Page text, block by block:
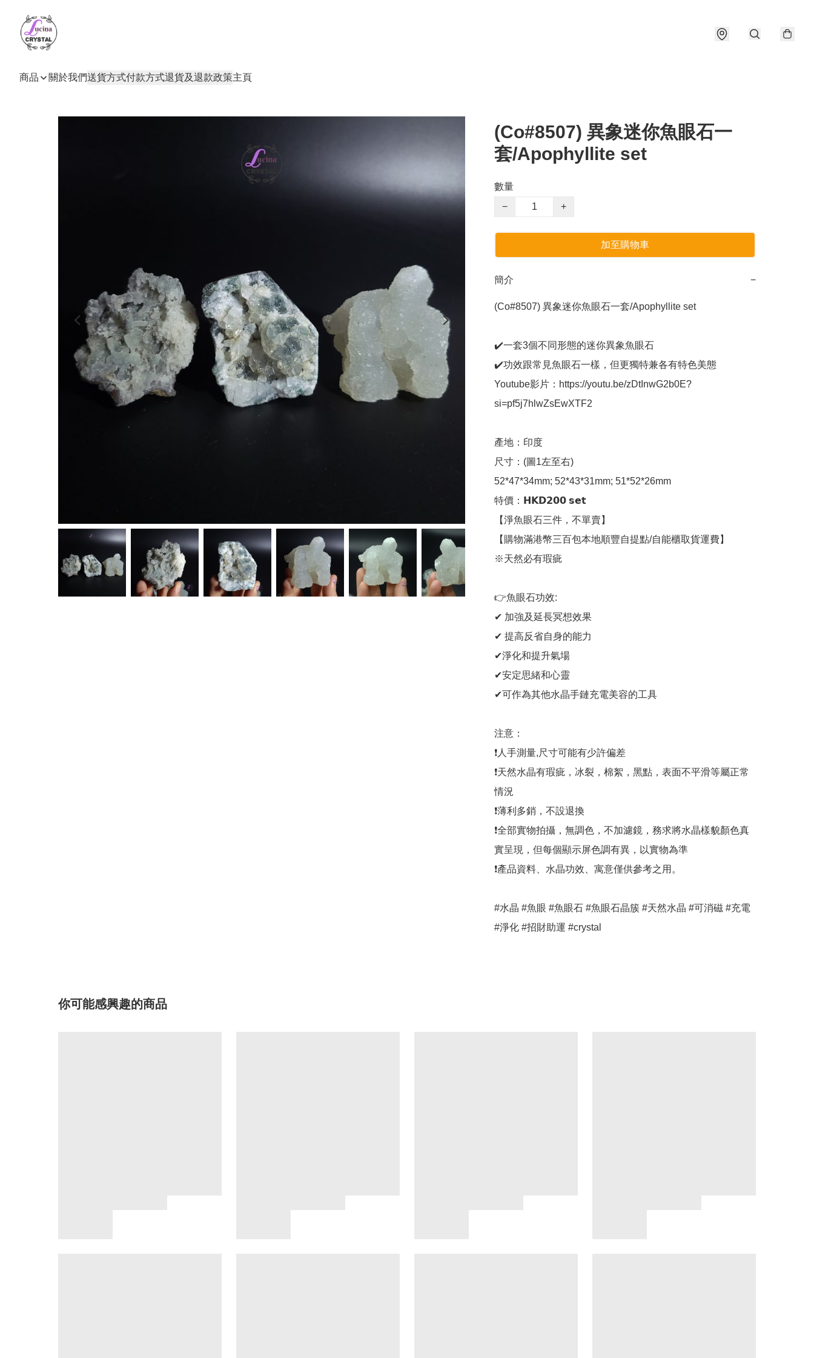
商品 關於我們送貨方式付款方式退貨及退款政策主頁
(Co#8507) 異象迷你魚眼石一
套/Apophyllite set
數量
−
+
加至購物車
簡介 −
(Co#8507) 異象迷你魚眼石一套/Apophyllite set
✔️一套3個不同形態的迷你異象魚眼石
✔️功效跟常見魚眼石一樣，但更獨特兼各有特色美態
Youtube影片：https://youtu.be/zDtInwG2b0E?
si=pf5j7hlwZsEwXTF2
產地：印度
尺寸：(圖1左至右)
52*47*34mm; 52*43*31mm; 51*52*26mm
特價：𝗛𝗞𝗗𝟮𝟬𝟬 𝘀𝗲𝘁
【淨魚眼石三件，不單賣】
【購物滿港幣三百包本地順豐自提點/自能櫃取貨運費】
※天然必有瑕疵
👉魚眼石功效:
✔ 加強及延長冥想效果
✔ 提高反省自身的能力
✔淨化和提升氣場
✔安定思緒和心靈
✔可作為其他水晶手鏈充電美容的工具
注意：
❗人手測量,尺寸可能有少許偏差
❗天然水晶有瑕疵，冰裂，棉絮，黑點，表面不平滑等屬正常
情況
❗薄利多銷，不設退換
❗全部實物拍攝，無調色，不加濾鏡，務求將水晶樣貌顏色真
實呈現，但每個顯示屏色調有異，以實物為準
❗產品資料、水晶功效、寓意僅供參考之用。
#水晶 #魚眼 #魚眼石 #魚眼石晶簇 #天然水晶 #可消磁 #充電
#淨化 #招財助運 #crystal
你可能感興趣的商品